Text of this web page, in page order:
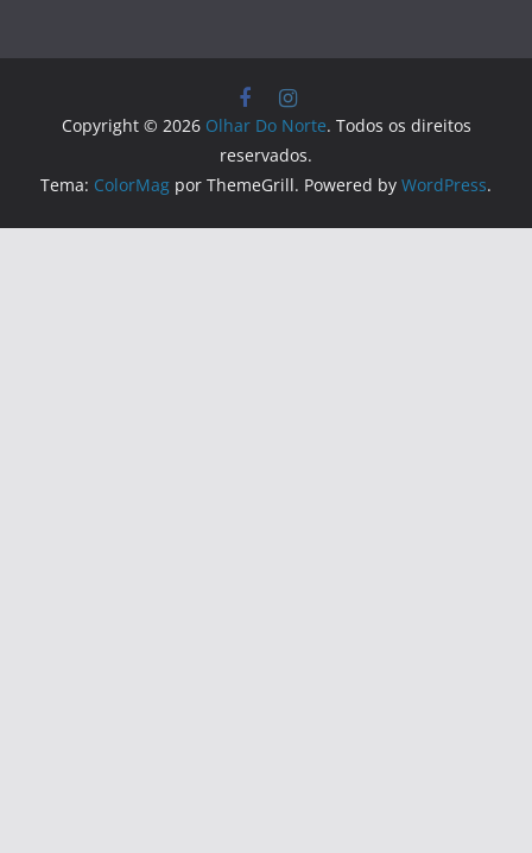
Copyright © 2026 Olhar Do Norte. Todos os direitos
reservados.
Tema: ColorMag por ThemeGrill. Powered by WordPress.